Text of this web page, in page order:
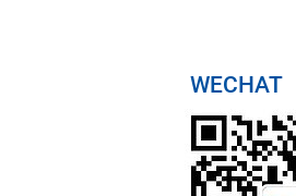
WECHAT